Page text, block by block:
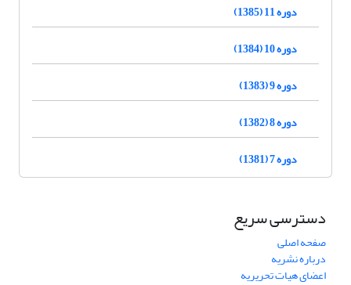
دوره 11 (1385)
دوره 10 (1384)
دوره 9 (1383)
دوره 8 (1382)
دوره 7 (1381)
دسترسی سریع
صفحه اصلی
درباره نشریه
اعضای هیات تحریریه